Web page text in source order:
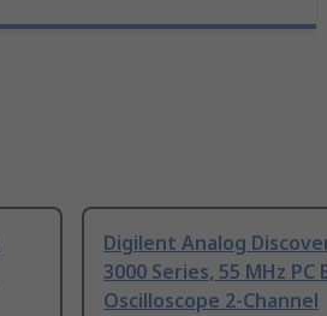
Digilent Analog
3000 Series, 55 MHz PC
Oscilloscope 2-Channel